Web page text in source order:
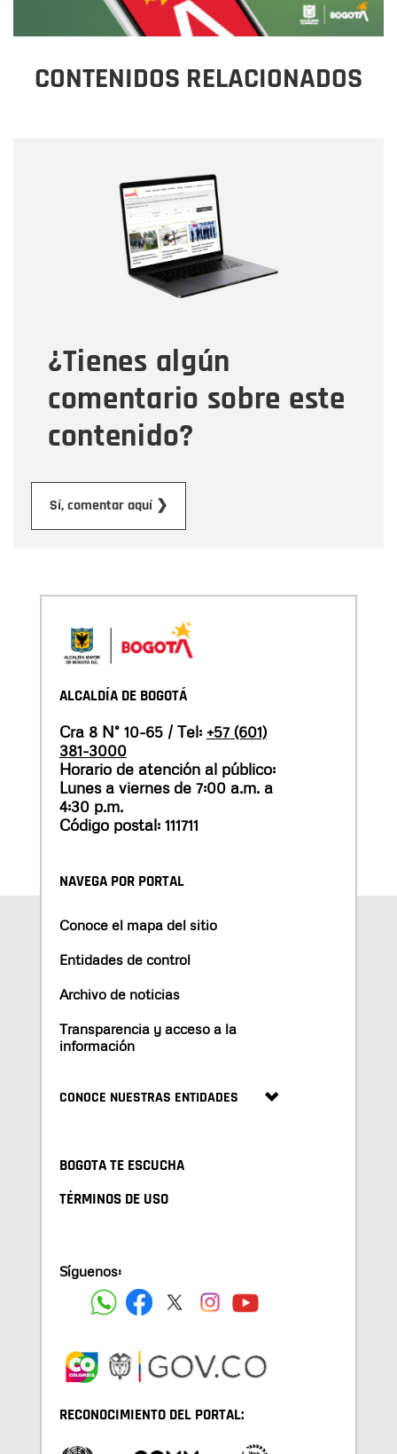
CONTENIDOS RELACIONADOS
¿Tienes algún
comentario sobre este
contenido?
Sí, comentar aquí ❯
Correo electrónico
Tipo de comentario
Mensaje
ALCALDÍA DE BOGOTÁ
Cra 8 N° 10-65 / Tel: +57 (601)
381-3000
Horario de atención al público:
Lunes a viernes de 7:00 a.m. a
4:30 p.m.
Código postal: 111711
NAVEGA POR PORTAL
Conoce el mapa del sitio
Entidades de control
Archivo de noticias
Transparencia y acceso a la
información
CONOCE NUESTRAS ENTIDADES
BOGOTA TE ESCUCHA
TÉRMINOS DE USO
Síguenos:
RECONOCIMIENTO DEL PORTAL: